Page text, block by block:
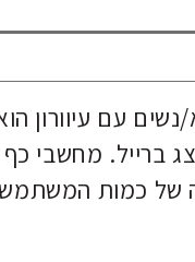
עם עיוורון
ברייל. מחשבי
של כמות